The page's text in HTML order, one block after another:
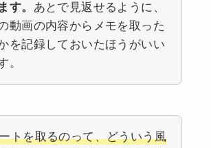
す。 あとで見返せるように、
動画の内容からメモを取った
を記録しておいたほうがいい
。
トを取るのって、どういう風